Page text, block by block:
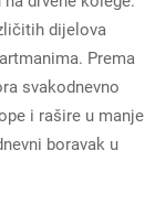
dijelova
Prema
svakodnevno
i rašire u manje
boravak u